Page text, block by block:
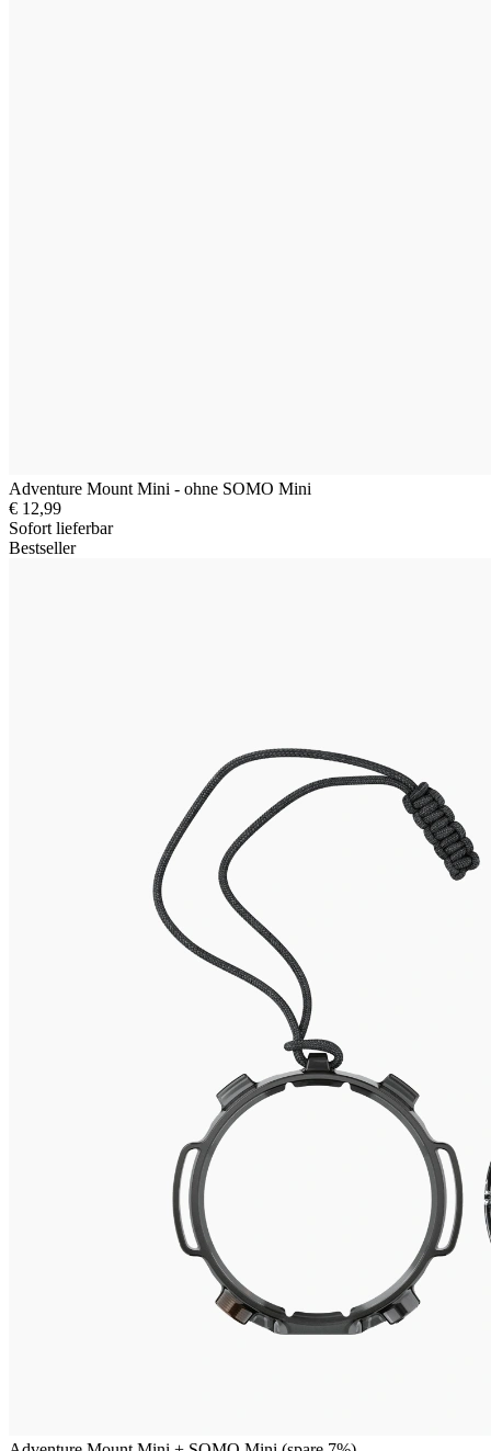
Adventure Mount Mini - ohne SOMO Mini
€ 12,99
Sofort lieferbar
Bestseller